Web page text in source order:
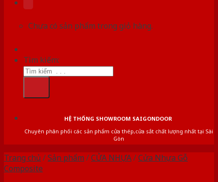
Chưa có sản phẩm trong giỏ hàng.
Tìm kiếm:
HỆ THỐNG SHOWROOM SAIGONDOOR
Chuyên phân phối các sản phẩm cửa thép,cửa sắt chất lượng nhất tại Sài
Gòn
Trang chủ /Sản phẩm /CỬA NHỰA/Cửa Nhựa Gỗ
Composite